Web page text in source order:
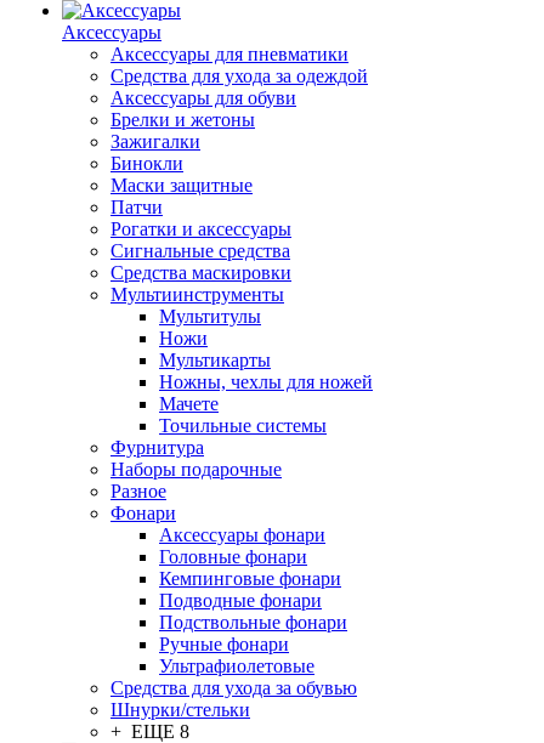
Аксессуары
Аксессуары для пневматики
Средства для ухода за одеждой
Аксессуары для обуви
Брелки и жетоны
Зажигалки
Бинокли
Маски защитные
Патчи
Рогатки и аксессуары
Сигнальные средства
Средства маскировки
Мультиинструменты
Мультитулы
Ножи
Мультикарты
Ножны, чехлы для ножей
Мачете
Точильные системы
Фурнитура
Наборы подарочные
Разное
Фонари
Аксессуары фонари
Головные фонари
Кемпинговые фонари
Подводные фонари
Подствольные фонари
Ручные фонари
Ультрафиолетовые
Средства для ухода за обувью
Шнурки/стельки
+ ЕЩЕ 8